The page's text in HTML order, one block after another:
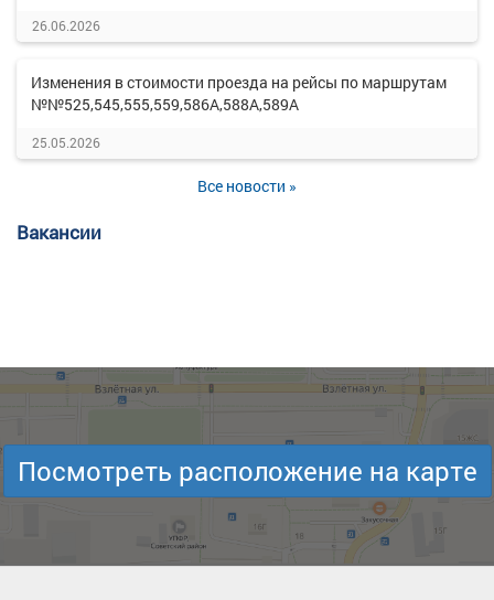
26.06.2026
Изменения в стоимости проезда на рейсы по маршрутам
№№525,545,555,559,586А,588А,589А
25.05.2026
Все новости »
Вакансии
Посмотреть расположение на карте